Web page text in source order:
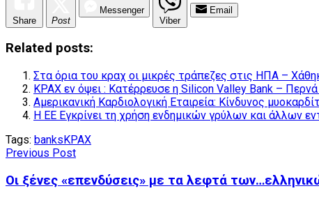
Share Post
Messenger
Viber
Email
Related posts:
Στα όρια του κραχ οι μικρές τράπεζες στις ΗΠΑ –
ΚΡΑΧ εν όψει : Κατέρρευσε η Silicon Valley Bank –
Αμερικανική Καρδιολογική Εταιρεία: Κίνδυνος
Η ΕΕ Εγκρίνει τη χρήση ενδημικών γρύλων και άλλων
Tags: banks ΚΡΑΧ
Previous Post
Οι ξένες «επενδύσεις» με τα λεφτά